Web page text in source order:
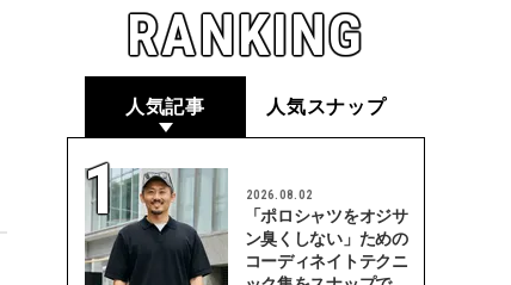
RANKING
人気記事 人気スナップ
2026.08.02
「ポロシャツをオジサ
ン臭くしない」ための
コーディネイトテクニ